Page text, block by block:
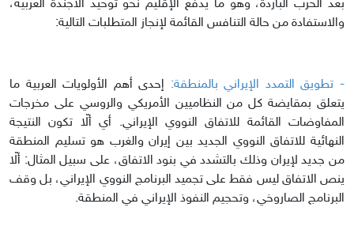
بعد الحرب الباردة، وهو ما يدفع الإقليم نحو توحيد الأجندة العربية،
والاستفادة من حالة التنافس القائمة لإنجاز المتطلبات التالية:
- تطويق التمدد الإيراني بالمنطقة: إحدى أهم الأولويات العربية ما
يتعلق بمقايضة كل من النظاميين الأمريكي والروسي على مخرجات
المفاوضات القائمة للاتفاق النووي الإيراني. أي ألّا تكون النتيجة
النهائية للاتفاق النووي الجديد بين إيران والغرب هو تسليم المنطقة
من جديد لإيران وذلك بالتشدد في بنود الاتفاق، على سبيل المثال: ألّا
ينص الاتفاق ليس فقط على تجميد البرنامج النووي الإيراني، بل وقف
البرنامج الصاروخي، وتحجيم النفوذ الإيراني في المنطقة.